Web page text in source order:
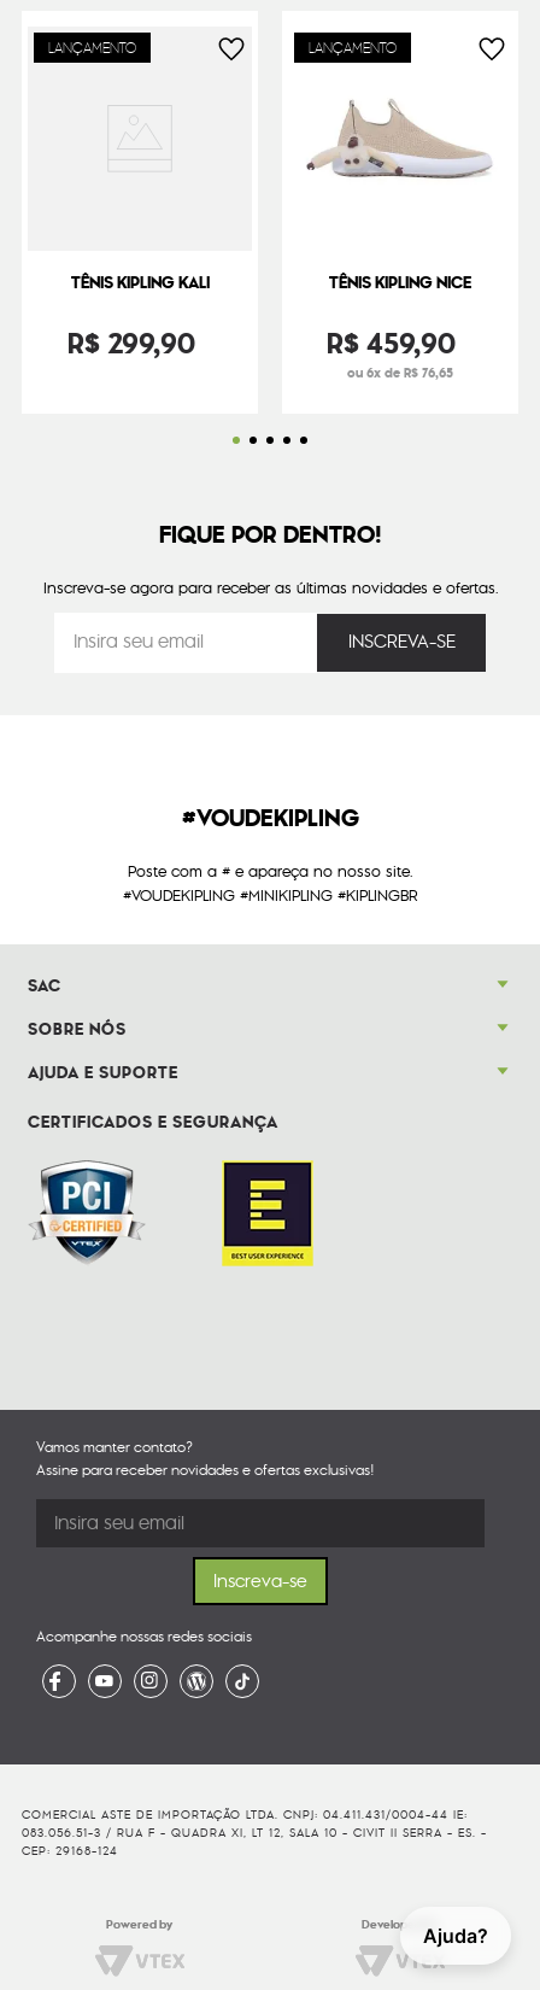
Ajuda?
LANÇAMENTO
TÊNIS KIPLING KALI
R$299,90
LANÇAMENTO
TÊNIS KIPLING NICE
R$459,90
ou 6x de R$ 76,65
FIQUE POR DENTRO!
Inscreva-se agora para receber as últimas novidades e ofertas.
#VOUDEKIPLING
Poste com a # e apareça no nosso site.
#VOUDEKIPLING #MINIKIPLING #KIPLINGBR
SAC
SOBRE NÓS
AJUDA E SUPORTE
CERTIFICADOS E SEGURANÇA
Vamos manter contato?
Assine para receber novidades e ofertas exclusivas!
Acompanhe nossas redes sociais
COMERCIAL ASTE DE IMPORTAÇÃO LTDA. CNPJ: 04.411.431/0004-44 IE:
083.056.51-3 / RUA F - QUADRA XI, LT 12, SALA 10 - CIVIT II SERRA - ES. -
CEP: 29168-124
Powered by Developed By